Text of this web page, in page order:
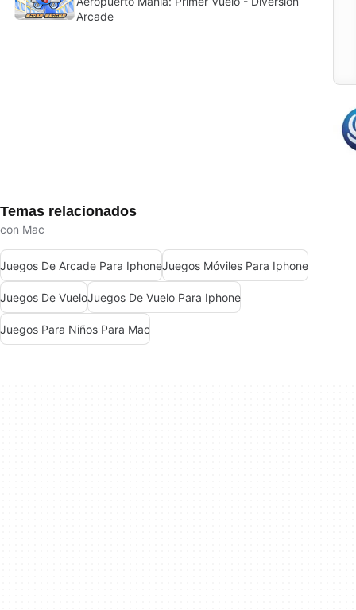
Arcade
Temas relacionados
con Mac
Juegos De Arcade Para IphoneJuegos Móviles Para Iphone
Juegos De VueloJuegos De Vuelo Para Iphone
Juegos Para Niños Para Mac